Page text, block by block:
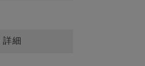
詳細